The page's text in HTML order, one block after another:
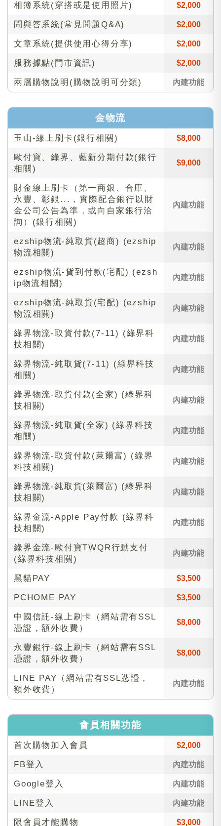
相簿系統(穿搭或是使用照片) $2,000
問與答系統(常見問題Q&A) $2,000
文章系統(提供使用心得分享) $2,000
服務據點(門市資訊) $2,000
兩層購物說明(購物說明可分類) 內建功能
金物流
玉山-線上刷卡(銀行相關) $8,000
歐付寶、綠界、藍新分期付款(銀行
相關)
$9,000
財金線上刷卡（第一商銀、合庫、
永豐、彰銀...，實際配合銀行以財
金公司公告為準，或向自家銀行洽
詢）(銀行相關)
內建功能
ezship物流-純取貨(超商) (ezship
物流相關)
內建功能
ezship物流-貨到付款(宅配) (ezsh
ip物流相關)
內建功能
ezship物流-純取貨(宅配) (ezship
物流相關)
內建功能
綠界物流-取貨付款(7-11) (綠界科
技相關)
內建功能
綠界物流-純取貨(7-11) (綠界科技
相關)
內建功能
綠界物流-取貨付款(全家) (綠界科
技相關)
內建功能
綠界物流-純取貨(全家) (綠界科技
相關)
內建功能
綠界物流-取貨付款(萊爾富) (綠界
科技相關)
內建功能
綠界物流-純取貨(萊爾富) (綠界科
技相關)
內建功能
綠界金流-Apple Pay付款 (綠界科
技相關)
內建功能
綠界金流-歐付寶TWQR行動支付
(綠界科技相關)
內建功能
黑貓PAY $3,500
PCHOME PAY $3,500
中國信託-線上刷卡（網站需有SSL
憑證，額外收費）
$8,000
永豐銀行-線上刷卡（網站需有SSL
憑證，額外收費）
$8,000
LINE PAY（網站需有SSL憑證，
額外收費）
內建功能
會員相關功能
首次購物加入會員 $2,000
FB登入 內建功能
Google登入 內建功能
LINE登入 內建功能
限會員才能購物 $3,000